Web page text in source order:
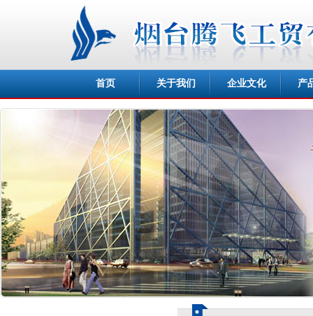
首页 关于我们 企业文化 产